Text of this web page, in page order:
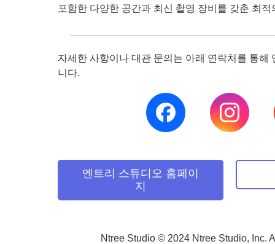
포함한 다양한 공간과 최신 촬영 장비를 갖춘 최
자세한 사항이나 대관 문의는 아래 연락처를 통해
니다.
엔트리 스튜디오 홈페이
지
Ntree Studio © 2024 Ntree Studio, Inc.